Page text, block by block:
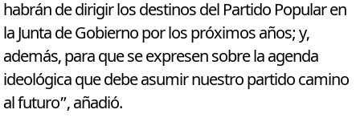
habrán de dirigir los destinos del Partido Popular en
la Junta de Gobierno por los próximos años; y,
además, para que se expresen sobre la agenda
ideológica que debe asumir nuestro partido camino
al futuro”, añadió.